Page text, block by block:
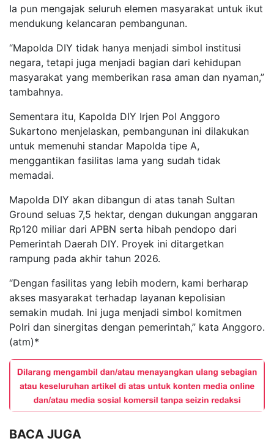
Ia pun mengajak seluruh elemen masyarakat untuk ikut
mendukung kelancaran pembangunan.
“Mapolda DIY tidak hanya menjadi simbol institusi
negara, tetapi juga menjadi bagian dari kehidupan
masyarakat yang memberikan rasa aman dan nyaman,”
tambahnya.
Sementara itu, Kapolda DIY Irjen Pol Anggoro
Sukartono menjelaskan, pembangunan ini dilakukan
untuk memenuhi standar Mapolda tipe A,
menggantikan fasilitas lama yang sudah tidak
memadai.
Mapolda DIY akan dibangun di atas tanah Sultan
Ground seluas 7,5 hektar, dengan dukungan anggaran
Rp120 miliar dari APBN serta hibah pendopo dari
Pemerintah Daerah DIY. Proyek ini ditargetkan
rampung pada akhir tahun 2026.
“Dengan fasilitas yang lebih modern, kami berharap
akses masyarakat terhadap layanan kepolisian
semakin mudah. Ini juga menjadi simbol komitmen
Polri dan sinergitas dengan pemerintah,” kata Anggoro.
(atm)*
BACA JUGA